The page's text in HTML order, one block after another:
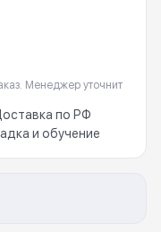
Менеджер уточнит
по РФ
и обучение